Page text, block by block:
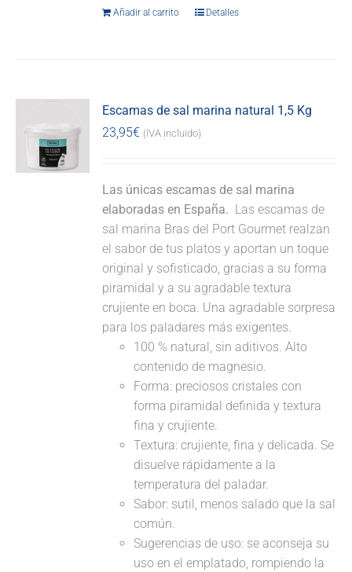
Añadir al carrito Detalles
Escamas de sal marina natural 1,5 Kg
23,95€ (IVA incluido)
Las únicas escamas de sal marina
elaboradas en España. Las escamas de
sal marina Bras del Port Gourmet realzan
el sabor de tus platos y aportan un toque
original y sofisticado, gracias a su forma
piramidal y a su agradable textura
crujiente en boca. Una agradable sorpresa
para los paladares más exigentes.
100 % natural, sin aditivos. Alto
contenido de magnesio.
Forma: preciosos cristales con
forma piramidal definida y textura
fina y crujiente.
Textura: crujiente, fina y delicada. Se
disuelve rápidamente a la
temperatura del paladar.
Sabor: sutil, menos salado que la sal
común.
Sugerencias de uso: se aconseja su
uso en el emplatado, rompiendo la